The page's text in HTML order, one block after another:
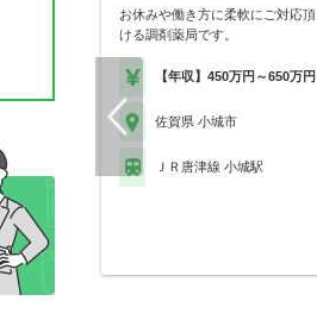
お休みや働き方に柔軟にご対応頂
ける調剤薬局です。
【年収】450万円～650万円
佐賀県 小城市
ＪＲ唐津線 小城駅